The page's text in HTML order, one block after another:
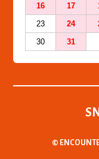
16
17
23
24
30
31
©